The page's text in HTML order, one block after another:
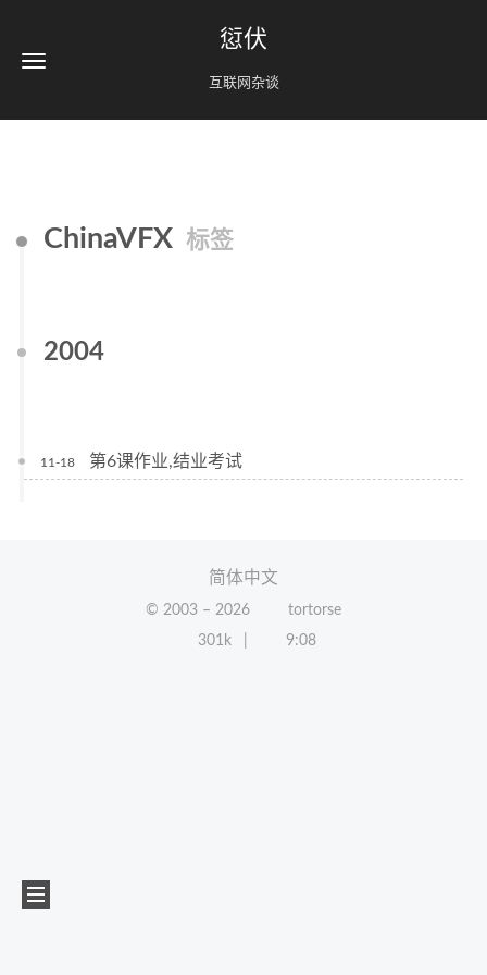
愆伏
互联网杂谈
ChinaVFX 标签
2004
11-18 第6课作业,结业考试
简体中文
© 2003 – 2026
tortorse
301k
9:08